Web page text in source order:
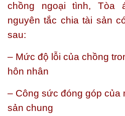
chồng ngoại tình, Tòa
nguyên tắc chia tài sản
sau:
– Mức độ lỗi của chồng
hôn nhân
– Công sức đóng góp của
sản chung